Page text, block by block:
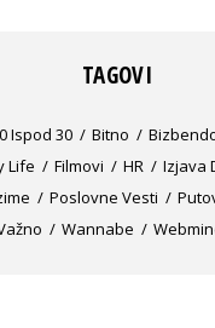
TAGOVI
Ispod 30 Bitno
Life
Filmovi HR
Izjava
Poslovne Vesti
Wannabe